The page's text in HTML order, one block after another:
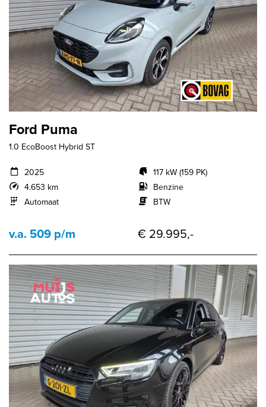
Ford Puma
1.0 EcoBoost Hybrid ST
2025
4.653 km
Automaat
117 kW (159 PK)
Benzine
BTW
v.a. 509 p/m € 29.995,-